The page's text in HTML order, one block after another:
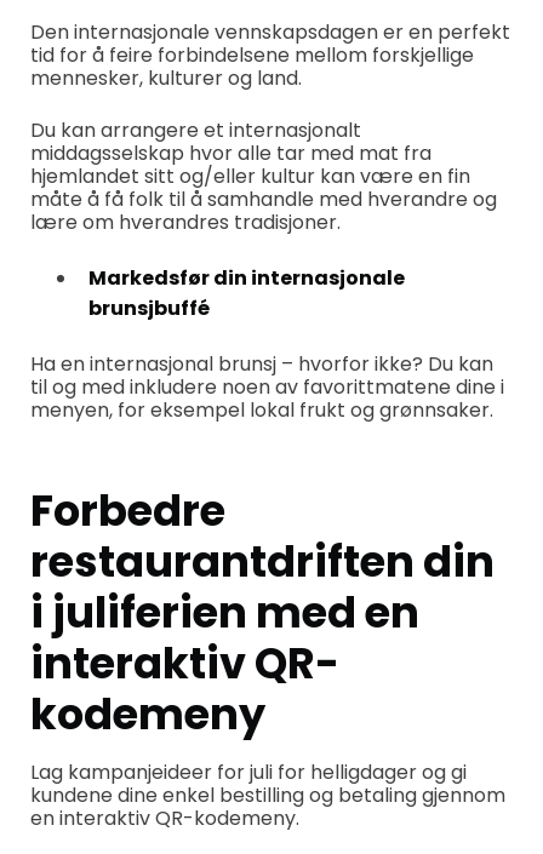
Den internasjonale vennskapsdagen er en perfekt
tid for å feire forbindelsene mellom forskjellige
mennesker, kulturer og land.
Du kan arrangere et internasjonalt
middagsselskap hvor alle tar med mat fra
hjemlandet sitt og/eller kultur kan være en fin
måte å få folk til å samhandle med hverandre og
lære om hverandres tradisjoner.
Markedsfør din internasjonale
brunsjbuffé
Ha en internasjonal brunsj – hvorfor ikke? Du kan
til og med inkludere noen av favorittmatene dine i
menyen, for eksempel lokal frukt og grønnsaker.
Forbedre
restaurantdriften din
i juliferien med en
interaktiv QR-
kodemeny
Lag kampanjeideer for juli for helligdager og gi
kundene dine enkel bestilling og betaling gjennom
en interaktiv QR-kodemeny.